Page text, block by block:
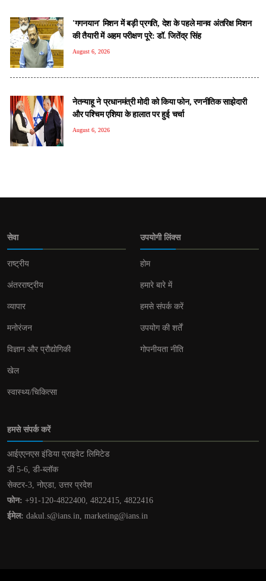
'गगनयान' मिशन में बड़ी प्रगति, देश के पहले मानव अंतरिक्ष मिशन
की तैयारी में अहम परीक्षण पूरे: डॉ. जितेंद्र सिंह
August 6, 2026
नेतन्याहू ने प्रधानमंत्री मोदी को क‍िया फोन, रणनीतिक साझेदारी
और पश्चिम एशिया के हालात पर हुई चर्चा
August 6, 2026
सेवा
राष्ट्रीय
अंतरराष्ट्रीय
व्यापार
मनोरंजन
विज्ञान और प्रौद्योगिकी
खेल
स्वास्थ्य/चिकित्सा
उपयोगी लिंक्स
होम
हमारे बारे में
हमसे संपर्क करें
उपयोग की शर्तें
गोपनीयता नीति
हमसे संपर्क करें
आईएएनएस इंडिया प्राइवेट लिमिटेड
डी 5-6, डी-ब्लॉक
सेक्टर-3, नोएडा, उत्तर प्रदेश
फोन: +91-120-4822400, 4822415, 4822416
ईमेल: dakul.s@ians.in, marketing@ians.in